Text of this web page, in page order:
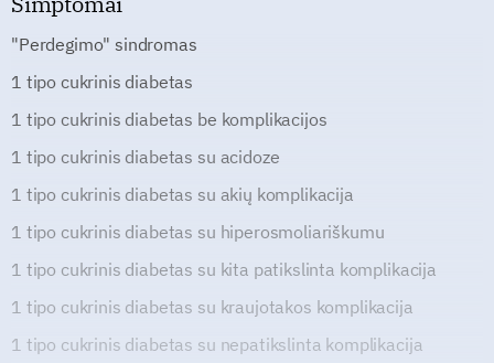
"Perdegimo" sindromas
1 tipo cukrinis diabetas
1 tipo cukrinis diabetas be komplikacijos
1 tipo cukrinis diabetas su acidoze
1 tipo cukrinis diabetas su akių komplikacija
1 tipo cukrinis diabetas su hiperosmoliariškumu
1 tipo cukrinis diabetas su kita patikslinta komplikacija
1 tipo cukrinis diabetas su kraujotakos komplikacija
1 tipo cukrinis diabetas su nepatikslinta komplikacija